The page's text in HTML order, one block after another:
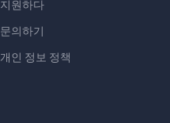
지원하다
문의하기
개인 정보 정책